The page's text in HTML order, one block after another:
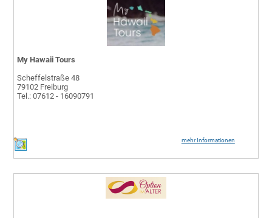
mehr Informationen
My Hawaii Tours
Scheffelstraße 48
79102 Freiburg
Tel.: 07612 - 16090791